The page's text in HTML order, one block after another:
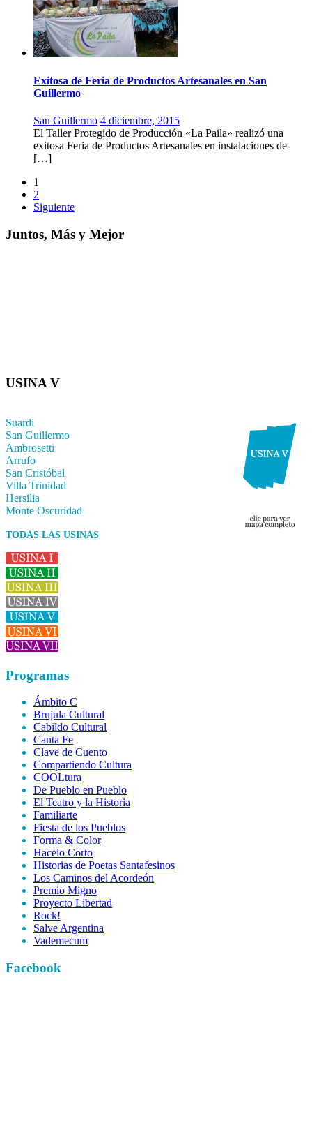
Exitosa de Feria de Productos Artesanales en San
Guillermo
San Guillermo 4 diciembre, 2015
El Taller Protegido de Producción «La Paila» realizó una
exitosa Feria de Productos Artesanales en instalaciones de
[…]
1
2
Siguiente
Juntos, Más y Mejor
USINA V
Suardi
San Guillermo
Ambrosetti
Arrufo
San Cristóbal
Villa Trinidad
Hersilia
Monte Oscuridad
TODAS LAS USINAS
Programas
Ámbito C
Brujula Cultural
Cabildo Cultural
Canta Fe
Clave de Cuento
Compartiendo Cultura
COOLtura
De Pueblo en Pueblo
El Teatro y la Historia
Familiarte
Fiesta de los Pueblos
Forma & Color
Hacelo Corto
Historias de Poetas Santafesinos
Los Caminos del Acordeón
Premio Migno
Proyecto Libertad
Rock!
Salve Argentina
Vademecum
Facebook